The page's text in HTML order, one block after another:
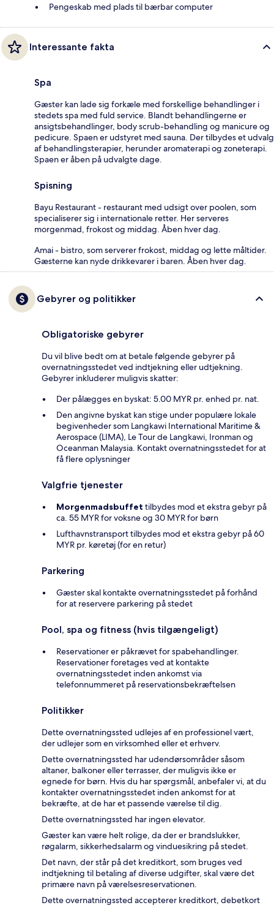
Pengeskab med plads til bærbar computer
Interessante fakta
Spa
Gæster kan lade sig forkæle med forskellige behandlinger i
stedets spa med fuld service. Blandt behandlingerne er
ansigtsbehandlinger, body scrub-behandling og manicure og
pedicure. Spaen er udstyret med sauna. Der tilbydes et udvalg
af behandlingsterapier, herunder aromaterapi og zoneterapi.
Spaen er åben på udvalgte dage.
Spisning
Bayu Restaurant - restaurant med udsigt over poolen, som
specialiserer sig i internationale retter. Her serveres
morgenmad, frokost og middag. Åben hver dag.
Amai - bistro, som serverer frokost, middag og lette måltider.
Gæsterne kan nyde drikkevarer i baren. Åben hver dag.
Gebyrer og politikker
Obligatoriske gebyrer
Du vil blive bedt om at betale følgende gebyrer på
overnatningsstedet ved indtjekning eller udtjekning.
Gebyrer inkluderer muligvis skatter:
Der pålægges en byskat: 5.00 MYR pr. enhed pr. nat.
Den angivne byskat kan stige under populære lokale
begivenheder som Langkawi International Maritime &
Aerospace (LIMA), Le Tour de Langkawi, Ironman og
Oceanman Malaysia. Kontakt overnatningsstedet for at
få flere oplysninger
Valgfrie tjenester
Morgenmadsbuffet tilbydes mod et ekstra gebyr på
ca. 55 MYR for voksne og 30 MYR for børn
Lufthavnstransport tilbydes mod et ekstra gebyr på 60
MYR pr. køretøj (for en retur)
Parkering
Gæster skal kontakte overnatningsstedet på forhånd
for at reservere parkering på stedet
Pool, spa og fitness (hvis tilgængeligt)
Reservationer er påkrævet for spabehandlinger.
Reservationer foretages ved at kontakte
overnatningsstedet inden ankomst via
telefonnummeret på reservationsbekræftelsen
Politikker
Dette overnatningssted udlejes af en professionel vært,
der udlejer som en virksomhed eller et erhverv.
Dette overnatningssted har udendørsområder såsom
altaner, balkoner eller terrasser, der muligvis ikke er
egnede for børn. Hvis du har spørgsmål, anbefaler vi, at du
kontakter overnatningsstedet inden ankomst for at
bekræfte, at de har et passende værelse til dig.
Dette overnatningssted har ingen elevator.
Gæster kan være helt rolige, da der er brandslukker,
røgalarm, sikkerhedsalarm og vinduesikring på stedet.
Det navn, der står på det kreditkort, som bruges ved
indtjekning til betaling af diverse udgifter, skal være det
primære navn på værelsesreservationen.
Dette overnatningssted accepterer kreditkort, debetkort